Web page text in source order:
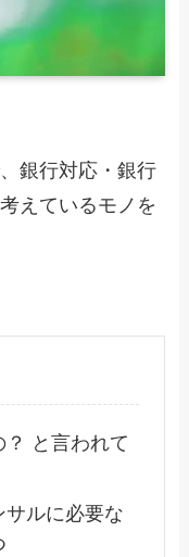
銀行対応・銀行
えているモノを
と言われて
ルに必要な